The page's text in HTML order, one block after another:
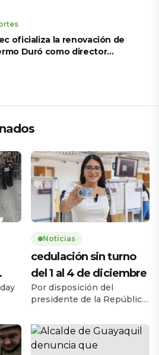
oficializa la renovación de
Duró como director
de
Noticias
cedulación sin turno
del 1 al 4 de diciembre
Por disposición del
presidente de la República,
Registro Civil del Ecuador
habilitará el servicio de
cedulación sin turno entre